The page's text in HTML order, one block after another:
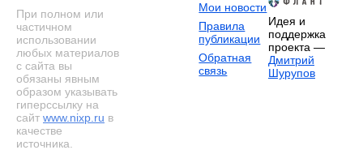
При полном или
частичном
использовании
любых материалов
с сайта вы
обязаны явным
образом указывать
гиперссылку на
сайт www.nixp.ru в
качестве
источника.
Мои новости
Правила
публикации
Обратная
связь
Идея и
поддержка
проекта —
Дмитрий
Шурупов